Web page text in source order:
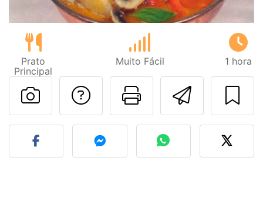
Prato
Principal
Muito Fácil 1 hora
Imprima
Falar com o autor
Fez esta receita?